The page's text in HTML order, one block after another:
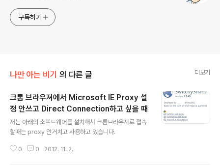
구독하기
나만 아는 비기 의 다른 글 더보기
크롬 브라우져에서 Microsoft IE Proxy 설
정 안쓰고 Direct Connection하고 싶을 때
저는 아래의 소프트웨어를 설치해서 크롬브라우져로 접속
할때는 proxy 안거치고 사용하고 있습니다.
0 0 2012. 11. 2.